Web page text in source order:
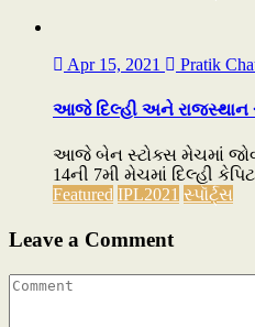
Apr 15, 2021 Pratik
આજે દિલ્હી અને રાજસ્થાન
આજે બેન સ્ટોક્સ મેચમાં
14ની 7મી મેચમાં દિલ્હી
Featured IPL2021 સ્પૉર્ટ્સ
Leave a Comment